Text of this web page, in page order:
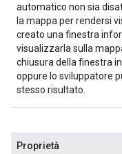
automatico non sia
la mappa per rendersi
creato una finestra
visualizzarla sulla
chiusura della finestra
oppure lo sviluppatore
stesso risultato.
Proprietà